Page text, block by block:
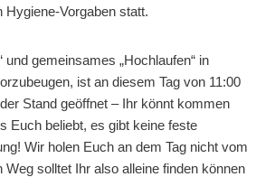
Hygiene-Vorgaben statt.
und gemeinsames „Hochlaufen“ in
ist an diesem Tag von 11:00
Stand geöffnet – Ihr könnt kommen
Euch beliebt, es gibt keine feste
Wir holen Euch an dem Tag nicht vom
Weg solltet Ihr also alleine finden können